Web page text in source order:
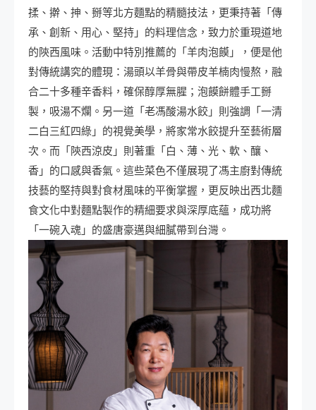
揉、擀、抻、掰等北方麵點的精髓技法，更秉持著「傳
承、創新、用心、堅持」的料理信念，致力於重現道地
的陝西風味。活動中特別推薦的「羊肉泡饃」，便是他
對傳統講究的體現：湯頭以羊骨與帶皮羊楠肉慢熬，融
合二十多種辛香料，確保醇厚無腥；泡饃餅體手工掰
製，吸湯不爛。另一道「老馮酸湯水餃」則強調「一清
二白三紅四綠」的視覺美學，將家常水餃提升至藝術層
次。而「陝西涼皮」則著重「白、薄、光、軟、釀、
香」的口感與香氣。這些菜色不僅展現了馮主廚對傳統
技藝的堅持與對食材風味的平衡掌握，更反映出西北麵
食文化中對麵點製作的精細要求與深厚底蘊，成功將
「一碗入魂」的盛唐豪邁與細膩帶到台灣。